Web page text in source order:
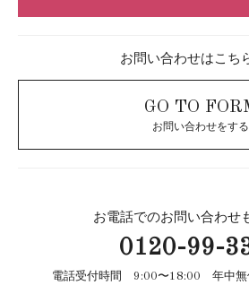
お問い合わせはこち
GO TO
お問い合わせをする
お電話でのお問い合わせ
0120-99-
電話受付時間 9:00〜18:00 年中無